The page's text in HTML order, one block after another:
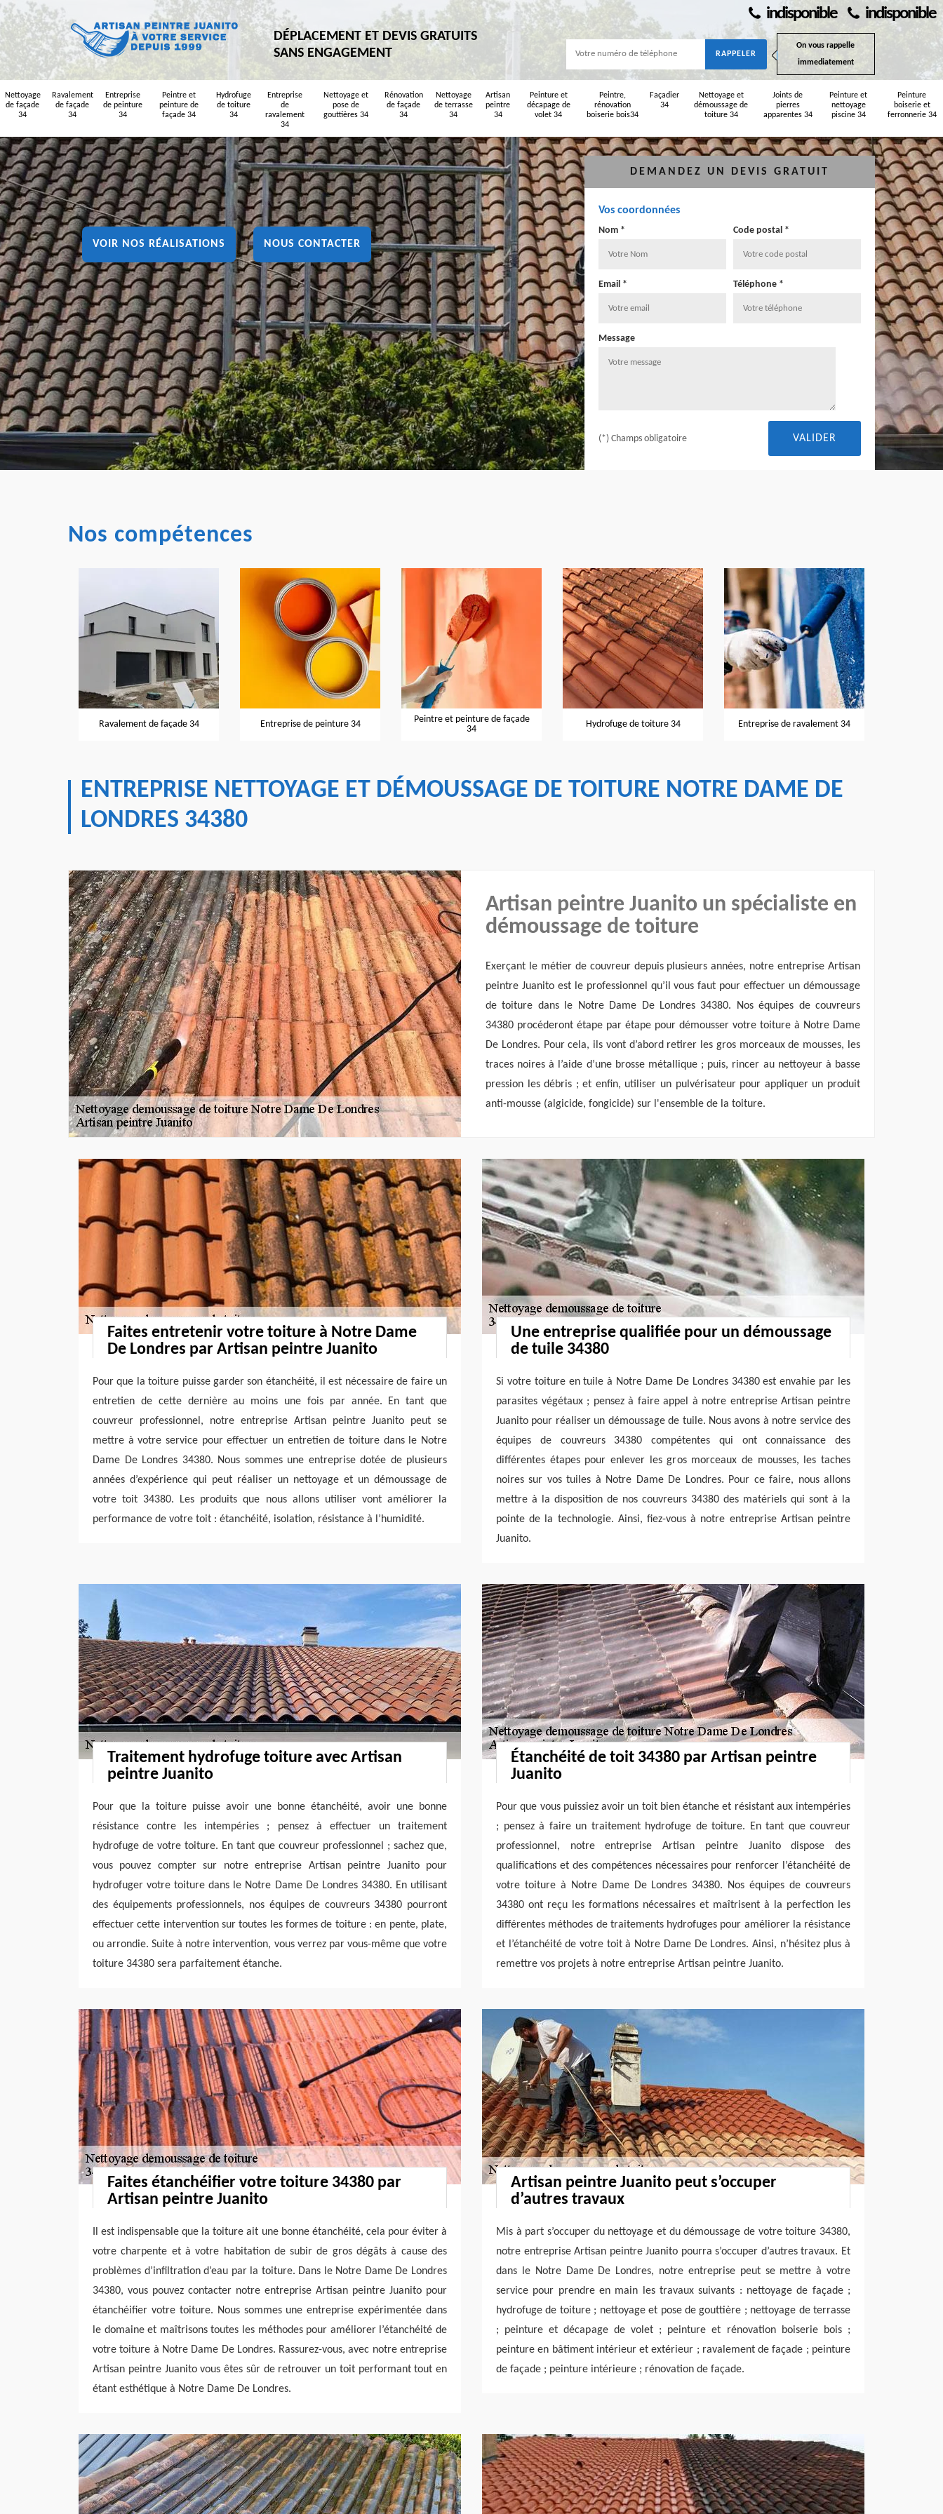
indisponible indisponible
DÉPLACEMENT ET DEVIS GRATUITS
SANS ENGAGEMENT
On vous rappelle
immediatement
Nettoyage
de façade
34
Ravalement
de façade
34
Entreprise
de peinture
34
Peintre et
peinture de
façade 34
Hydrofuge
de toiture
34
Entreprise
de
ravalement
34
Nettoyage et
pose de
gouttières 34
Rénovation
de façade
34
Nettoyage
de terrasse
34
Artisan
peintre
34
Peinture et
décapage de
volet 34
Peintre,
rénovation
boiserie bois34
Façadier
34
Nettoyage et
démoussage de
toiture 34
Joints de
pierres
apparentes 34
Peinture et
nettoyage
piscine 34
Peinture
boiserie et
ferronnerie 34
VOIR NOS RÉALISATIONS NOUS CONTACTER
DEMANDEZ UN DEVIS GRATUIT
Vos coordonnées
Nom * Code postal *
Email * Téléphone *
Message
(*) Champs obligatoire
Nos compétences
Entreprise de peinture 34
Peintre et peinture de façade
34
Hydrofuge de toiture 34 Entreprise de ravalement 34
Nettoyage et pose de gouttières
34
ENTREPRISE NETTOYAGE ET DÉMOUSSAGE DE TOITURE NOTRE DAME DE
LONDRES 34380
Artisan peintre Juanito un spécialiste en
démoussage de toiture
Exerçant le métier de couvreur depuis plusieurs années, notre entreprise Artisan
peintre Juanito est le professionnel qu’il vous faut pour effectuer un démoussage
de toiture dans le Notre Dame De Londres 34380. Nos équipes de couvreurs
34380 procéderont étape par étape pour démousser votre toiture à Notre Dame
De Londres. Pour cela, ils vont d’abord retirer les gros morceaux de mousses, les
traces noires à l’aide d’une brosse métallique ; puis, rincer au nettoyeur à basse
pression les débris ; et enfin, utiliser un pulvérisateur pour appliquer un produit
anti-mousse (algicide, fongicide) sur l'ensemble de la toiture.
Faites entretenir votre toiture à Notre Dame
De Londres par Artisan peintre Juanito
Pour que la toiture puisse garder son étanchéité, il est nécessaire de faire un
entretien de cette dernière au moins une fois par année. En tant que
couvreur professionnel, notre entreprise Artisan peintre Juanito peut se
mettre à votre service pour effectuer un entretien de toiture dans le Notre
Dame De Londres 34380. Nous sommes une entreprise dotée de plusieurs
années d’expérience qui peut réaliser un nettoyage et un démoussage de
votre toit 34380. Les produits que nous allons utiliser vont améliorer la
performance de votre toit : étanchéité, isolation, résistance à l’humidité.
Une entreprise qualifiée pour un démoussage
de tuile 34380
Si votre toiture en tuile à Notre Dame De Londres 34380 est envahie par les
parasites végétaux ; pensez à faire appel à notre entreprise Artisan peintre
Juanito pour réaliser un démoussage de tuile. Nous avons à notre service des
équipes de couvreurs 34380 compétentes qui ont connaissance des
différentes étapes pour enlever les gros morceaux de mousses, les taches
noires sur vos tuiles à Notre Dame De Londres. Pour ce faire, nous allons
mettre à la disposition de nos couvreurs 34380 des matériels qui sont à la
pointe de la technologie. Ainsi, fiez-vous à notre entreprise Artisan peintre
Juanito.
Traitement hydrofuge toiture avec Artisan
peintre Juanito
Pour que la toiture puisse avoir une bonne étanchéité, avoir une bonne
résistance contre les intempéries ; pensez à effectuer un traitement
hydrofuge de votre toiture. En tant que couvreur professionnel ; sachez que,
vous pouvez compter sur notre entreprise Artisan peintre Juanito pour
hydrofuger votre toiture dans le Notre Dame De Londres 34380. En utilisant
des équipements professionnels, nos équipes de couvreurs 34380 pourront
effectuer cette intervention sur toutes les formes de toiture : en pente, plate,
ou arrondie. Suite à notre intervention, vous verrez par vous-même que votre
toiture 34380 sera parfaitement étanche.
Étanchéité de toit 34380 par Artisan peintre
Juanito
Pour que vous puissiez avoir un toit bien étanche et résistant aux intempéries
; pensez à faire un traitement hydrofuge de toiture. En tant que couvreur
professionnel, notre entreprise Artisan peintre Juanito dispose des
qualifications et des compétences nécessaires pour renforcer l’étanchéité de
votre toiture à Notre Dame De Londres 34380. Nos équipes de couvreurs
34380 ont reçu les formations nécessaires et maîtrisent à la perfection les
différentes méthodes de traitements hydrofuges pour améliorer la résistance
et l’étanchéité de votre toit à Notre Dame De Londres. Ainsi, n’hésitez plus à
remettre vos projets à notre entreprise Artisan peintre Juanito.
Faites étanchéifier votre toiture 34380 par
Artisan peintre Juanito
Il est indispensable que la toiture ait une bonne étanchéité, cela pour éviter à
votre charpente et à votre habitation de subir de gros dégâts à cause des
problèmes d’infiltration d’eau par la toiture. Dans le Notre Dame De Londres
34380, vous pouvez contacter notre entreprise Artisan peintre Juanito pour
étanchéifier votre toiture. Nous sommes une entreprise expérimentée dans
le domaine et maîtrisons toutes les méthodes pour améliorer l’étanchéité de
votre toiture à Notre Dame De Londres. Rassurez-vous, avec notre entreprise
Artisan peintre Juanito vous êtes sûr de retrouver un toit performant tout en
étant esthétique à Notre Dame De Londres.
Artisan peintre Juanito peut s’occuper
d’autres travaux
Mis à part s’occuper du nettoyage et du démoussage de votre toiture 34380,
notre entreprise Artisan peintre Juanito pourra s’occuper d’autres travaux. Et
dans le Notre Dame De Londres, notre entreprise peut se mettre à votre
service pour prendre en main les travaux suivants : nettoyage de façade ;
hydrofuge de toiture ; nettoyage et pose de gouttière ; nettoyage de terrasse
; peinture et décapage de volet ; peinture et rénovation boiserie bois ;
peinture en bâtiment intérieur et extérieur ; ravalement de façade ; peinture
de façade ; peinture intérieure ; rénovation de façade.